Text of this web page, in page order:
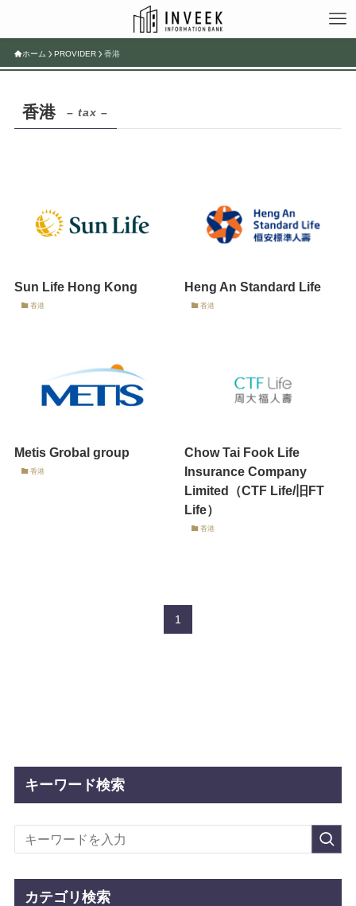
ホーム PROVIDER 香港
香港 – tax –
Sun Life Hong Kong
香港
Heng An Standard Life
香港
Metis Grobal group
香港
Chow Tai Fook Life
Insurance Company
Limited（CTF Life/旧FT
Life）
香港
1
キーワード検索
カテゴリ検索